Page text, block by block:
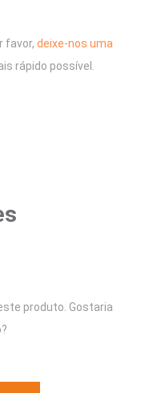
favor, deixe-nos uma
rápido possível.
produto. Gostaria